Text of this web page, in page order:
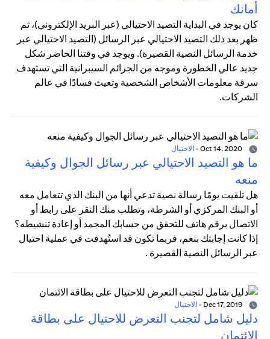
أمانك
كان يوجد في البداية التصيد الاحتيالي (عبر البريد الإلكتروني)، ثم
ظهر بعد ذلك التصيد الاحتيالي عبر الرسائل (التصيد الاحتيالي عبر
خدمة الرسائل النصية القصيرة). ويوجد في وقتنا الحاضر شكل
جديد عالي الخطورة وموجه من الجرائم السيبرانية التي تستهدف
سرقة معلومات الأشخاص الشخصية وتعيث فسادًا في عالم
الشركات.
- الاحتيال
ما هو التصيد الاحتيالي عبر رسائل الجوال وكيفية
منعه
هل تلقيت يومًا رسالة نصية تدعي أنها من البنك الذي تتعامل معه
أو البنك المركزي أو الشرطة، وتطلب منك النقر على رابط أو
الاتصال برقم هاتف للتحقق من حسابك المجمد أو إعادة تنشيطه؟
إذا كانت إجابتك بنعم، فربما تكون قد استُهدفت في عملية احتيال
عبر الرسائل النصية القصيرة .
- الاحتيال
دليل شامل لتجنب التعرض للاحتيال على بطاقة
الائتمان